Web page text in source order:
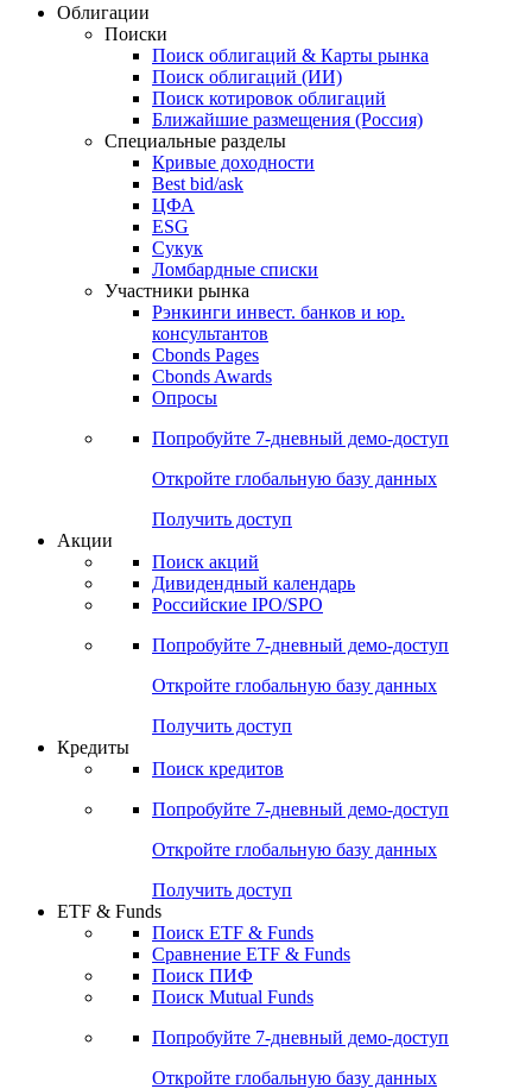
Облигации
Поиски
Поиск облигаций & Карты рынка
Поиск облигаций (ИИ)
Поиск котировок облигаций
Ближайшие размещения (Россия)
Специальные разделы
Кривые доходности
Best bid/ask
ЦФА
ESG
Сукук
Ломбардные списки
Участники рынка
Рэнкинги инвест. банков и юр.
консультантов
Cbonds Pages
Cbonds Awards
Опросы
Попробуйте 7-дневный демо-доступ
Откройте глобальную базу данных
Получить доступ
Акции
Поиск акций
Дивидендный календарь
Российские IPO/SPO
Попробуйте 7-дневный демо-доступ
Откройте глобальную базу данных
Получить доступ
Кредиты
Поиск кредитов
Попробуйте 7-дневный демо-доступ
Откройте глобальную базу данных
Получить доступ
ETF & Funds
Поиск ETF & Funds
Сравнение ETF & Funds
Поиск ПИФ
Поиск Mutual Funds
Попробуйте 7-дневный демо-доступ
Откройте глобальную базу данных